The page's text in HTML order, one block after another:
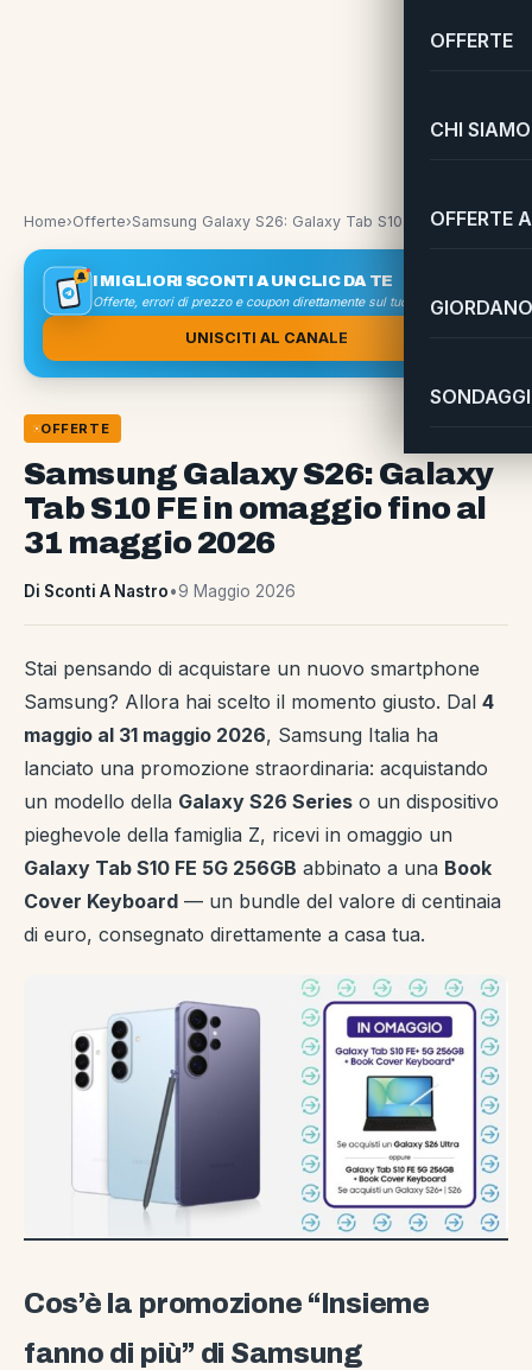
OFFERTE
CHI SIAMO
OFFERTE
Home›Offerte› Samsung Galaxy S26: Galaxy Tab S10 FE in omaggio fino al 31 maggio 2026
I MIGLIORI SCONTI A UN CLIC DA TE
Offerte, errori di prezzo e coupon direttamente sul tuo smartphone
UNISCITI AL CANALE
OFFERTE
Samsung Galaxy S26: Galaxy
Tab S10 FE in omaggio fino al
31 maggio 2026
Di Sconti A Nastro•9 Maggio 2026
Stai pensando di acquistare un nuovo smartphone
Samsung? Allora hai scelto il momento giusto. Dal 4
maggio al 31 maggio 2026, Samsung Italia ha
lanciato una promozione straordinaria: acquistando
un modello della Galaxy S26 Series o un dispositivo
pieghevole della famiglia Z, ricevi in omaggio un
Galaxy Tab S10 FE 5G 256GB abbinato a una Book
Cover Keyboard — un bundle del valore di centinaia
di euro, consegnato direttamente a casa tua.
Cos’è la promozione “Insieme
fanno di più” di Samsung